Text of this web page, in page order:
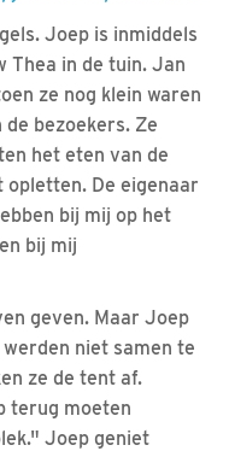
Joep is inmiddels
Thea in de tuin. Jan
ze nog klein waren
bezoekers. Ze
het eten van de
De eigenaar
bij mij op het
bij mij
geven. Maar Joep
niet samen te
ze de tent af.
terug moeten
Joep geniet